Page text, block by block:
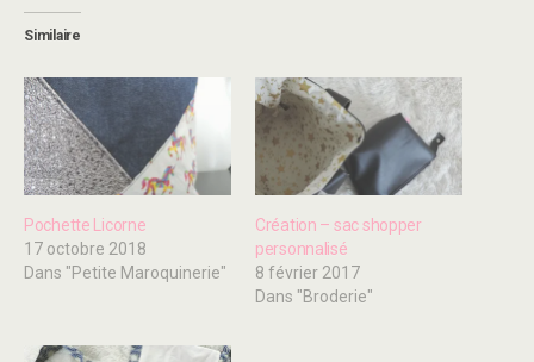
Similaire
Pochette Licorne
17 octobre 2018
Dans "Petite Maroquinerie"
Création – sac shopper
personnalisé
8 février 2017
Dans "Broderie"